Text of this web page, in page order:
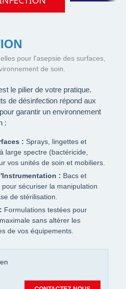
pour l'asepsie des surfaces,
de soin.
le pilier de votre pratique.
de désinfection répond aux
garantir un environnement
:
: Sprays, lingettes et
large spectre (bactéricide,
vos unités de soin et mobiliers.
: Bacs et
sécuriser la manipulation
de stérilisation.
Formulations testées pour
sans altérer les
de vos équipements.